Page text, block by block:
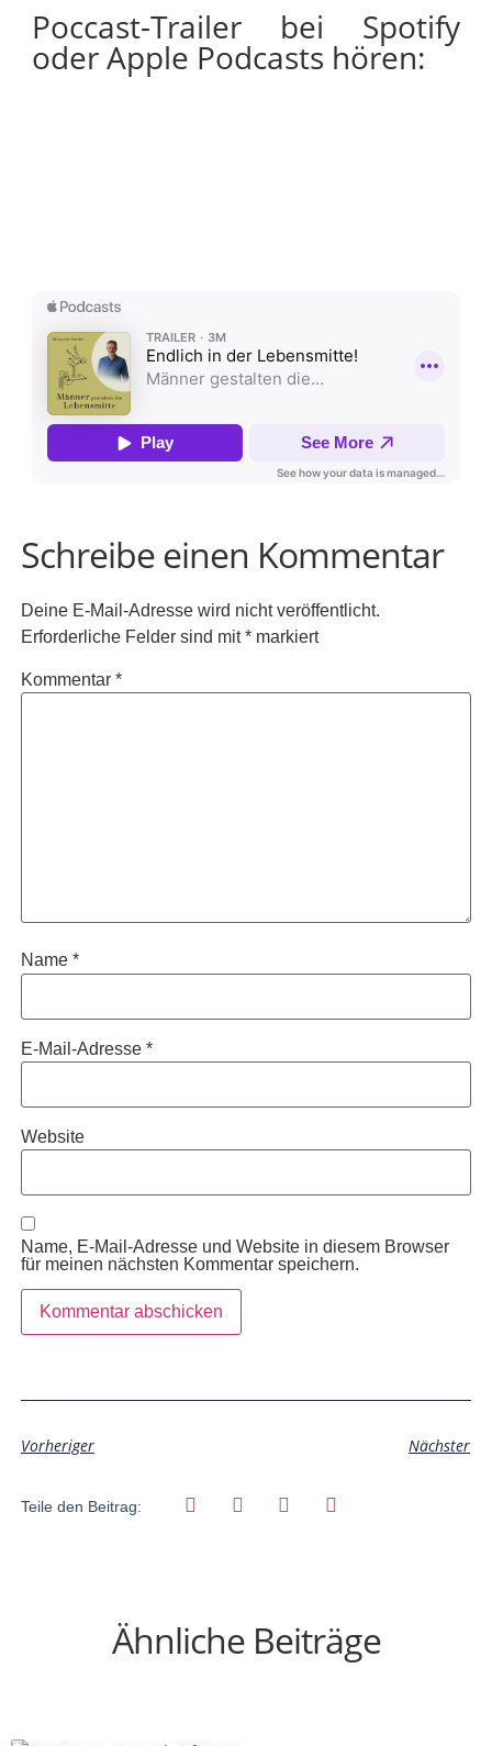
Poccast-Trailer bei Spotify
oder Apple Podcasts hören:
Schreibe einen Kommentar
Deine E-Mail-Adresse wird nicht veröffentlicht.
Erforderliche Felder sind mit*markiert
Kommentar *
Name *
E-Mail-Adresse *
Website
Name, E-Mail-Adresse und Website in diesem Browser
für meinen nächsten Kommentar speichern.
Vorheriger Nächster
Teile den Beitrag:
Ähnliche Beiträge